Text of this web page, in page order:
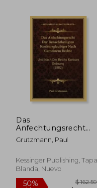
dcto. $
Das
Anfechtungsrecht
Der Benachtheiligten
Konkursglaubiger
Rechte: Und Nach
Der Reichs Konkurs
Alemán)
Grutzmann, Paul
Kessinger Publishing, Tapa
Blanda, Nuevo